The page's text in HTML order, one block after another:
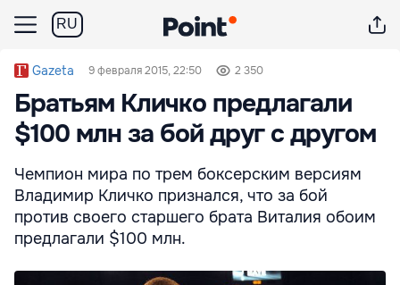
RU
Gazeta 9 февраля 2015, 22:50 2 350
Братьям Кличко предлагали
$100 млн за бой друг с другом
Чемпион мира по трем боксерским версиям
Владимир Кличко признался, что за бой
против своего старшего брата Виталия обоим
предлагали $100 млн.